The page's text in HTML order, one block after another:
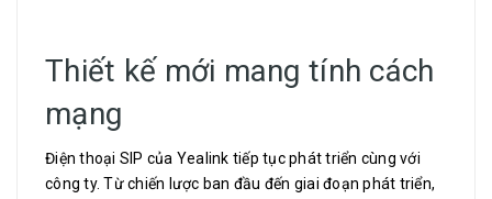
Thiết kế mới mang tính cách
mạng
Điện thoại SIP của Yealink tiếp tục phát triển cùng với
công ty. Từ chiến lược ban đầu đến giai đoạn phát triển,